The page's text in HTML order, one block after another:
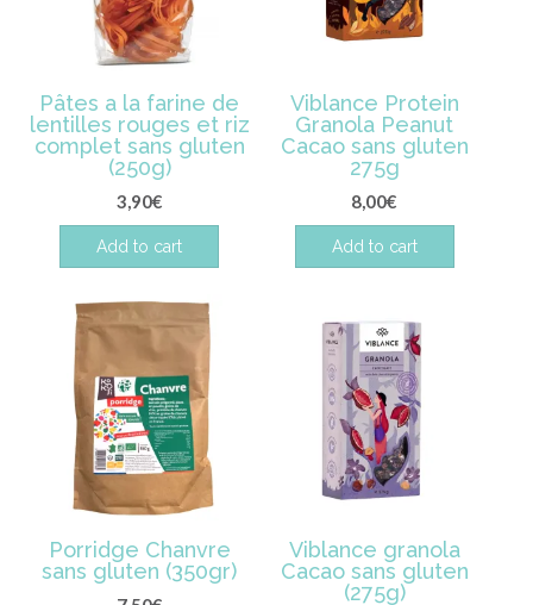
Pâtes a la farine de
lentilles rouges et riz
complet sans gluten
(250g)
3,90€
Add to cart
Viblance Protein
Granola Peanut
Cacao sans gluten
275g
8,00€
Add to cart
Porridge Chanvre
sans gluten (350gr)
Viblance granola
Cacao sans gluten
(275g)